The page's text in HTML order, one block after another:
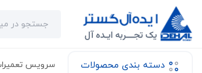
دسته بندی محصولات سرویس